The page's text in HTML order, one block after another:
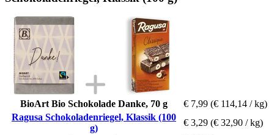
BioArt Bio Schokolade Danke, 70 g € 7,99 (€ 114,14 / kg)
Ragusa Schokoladenriegel, Klassik (100
g)
€ 3,29 (€ 32,90 / kg)